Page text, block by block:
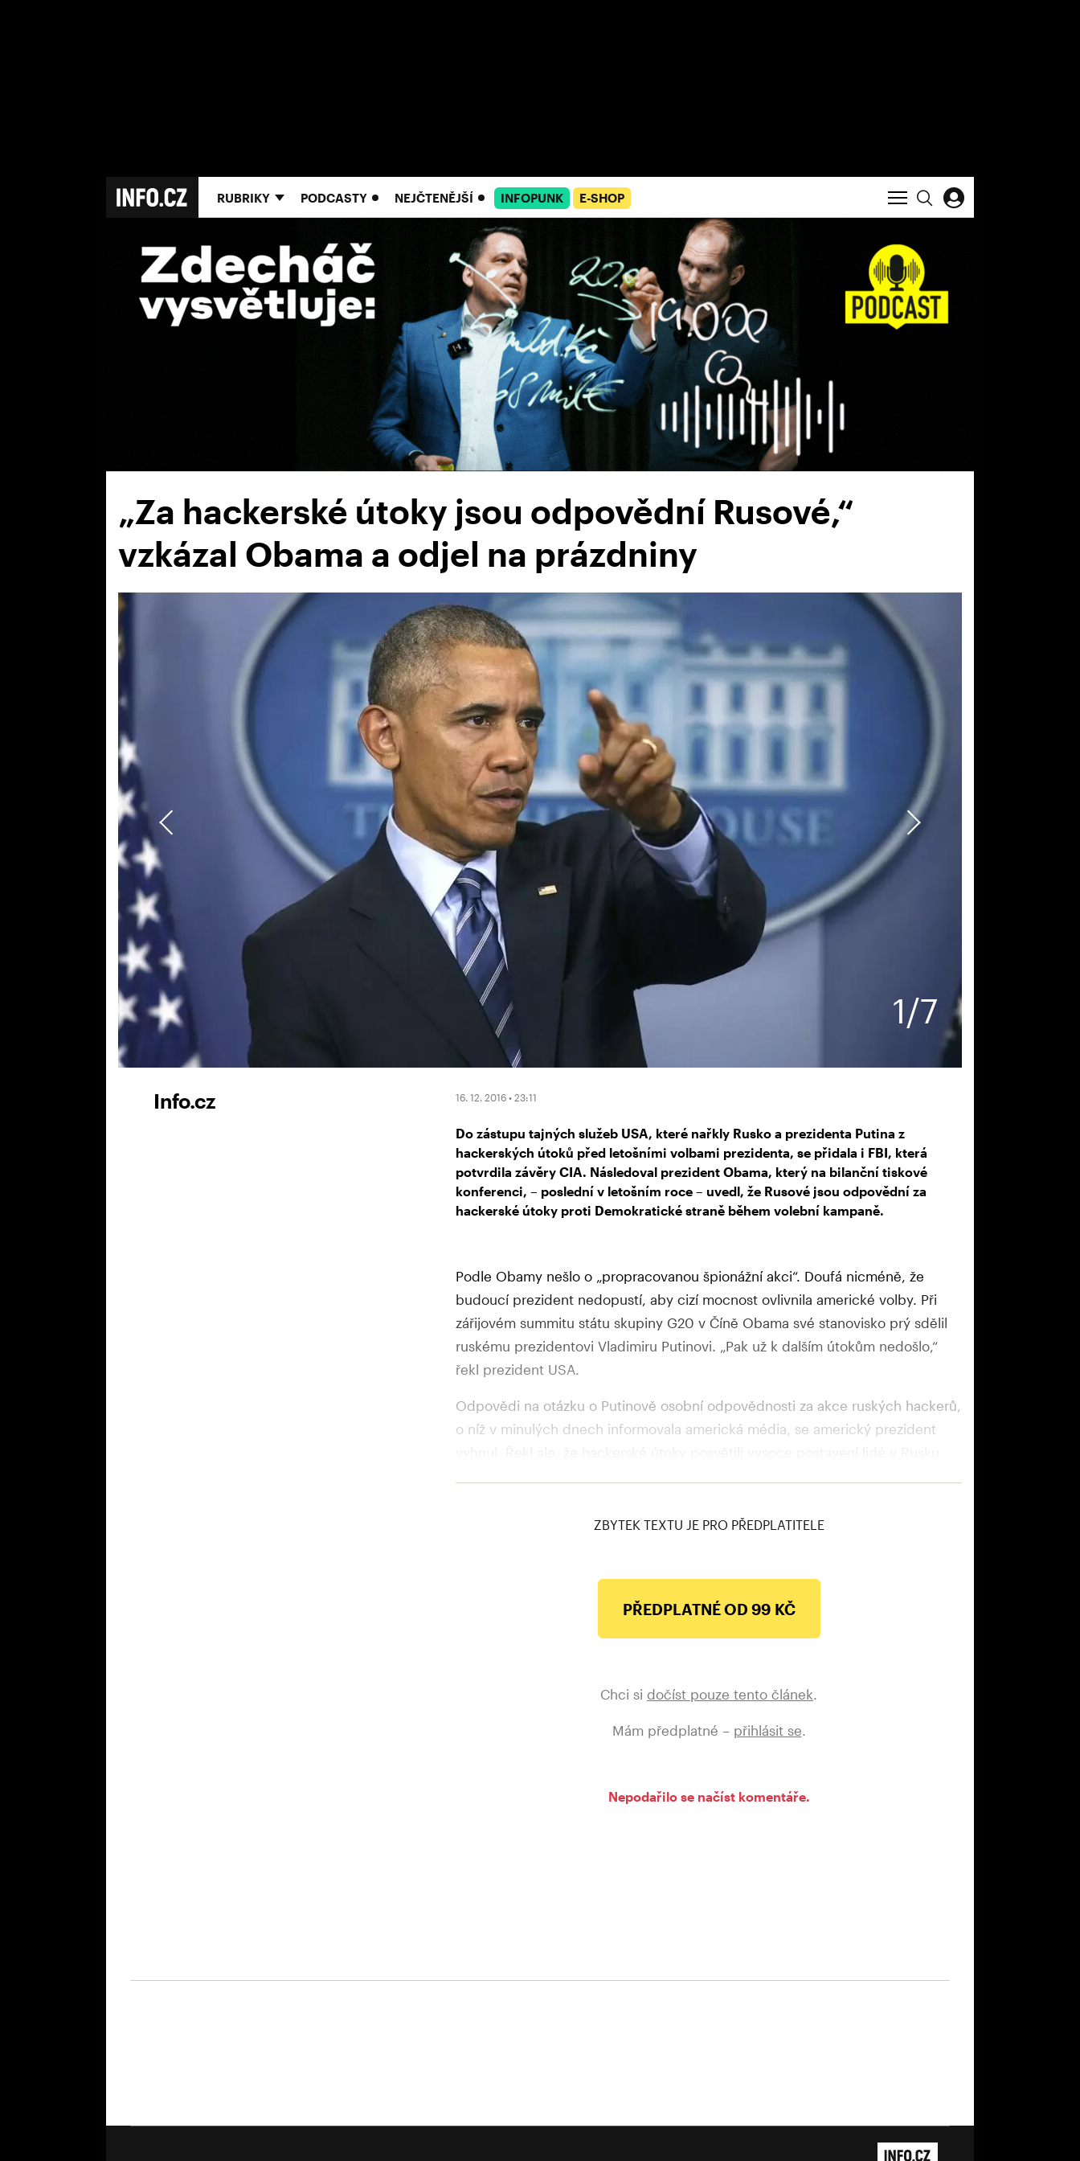
RUBRIKY PODCASTY NEJČTENĚJŠÍ INFOPUNK E-SHOP
„Za hackerské útoky jsou odpovědní Rusové,“
vzkázal Obama a odjel na prázdniny
1/7
Info.cz 16. 12. 2016 • 23:11
Do zástupu tajných služeb USA, které nařkly Rusko a prezidenta Putina z
hackerských útoků před letošními volbami prezidenta, se přidala i FBI, která
potvrdila závěry CIA. Následoval prezident Obama, který na bilanční tiskové
konferenci, – poslední v letošním roce – uvedl, že Rusové jsou odpovědní za
hackerské útoky proti Demokratické straně během volební kampaně.
Podle Obamy nešlo o „propracovanou špionážní akci“. Doufá nicméně, že
budoucí prezident nedopustí, aby cizí mocnost ovlivnila americké volby. Při
zářijovém summitu státu skupiny G20 v Číně Obama své stanovisko prý sdělil
ruskému prezidentovi Vladimiru Putinovi. „Pak už k dalším útokům nedošlo,“
řekl prezident USA.
Odpovědi na otázku o Putinově osobní odpovědnosti za akce ruských hackerů,
o níž v minulých dnech informovala americká média, se americký prezident
ZBYTEK TEXTU JE PRO PŘEDPLATITELE
PŘEDPLATNÉ OD 99 KČ
Chci si dočíst pouze tento článek.
Mám předplatné – přihlásit se.
Nepodařilo se načíst komentáře.